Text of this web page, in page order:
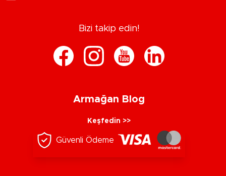
Bizi takip edin!
Armağan Blog
Keşfedin >>
Güvenli Ödeme